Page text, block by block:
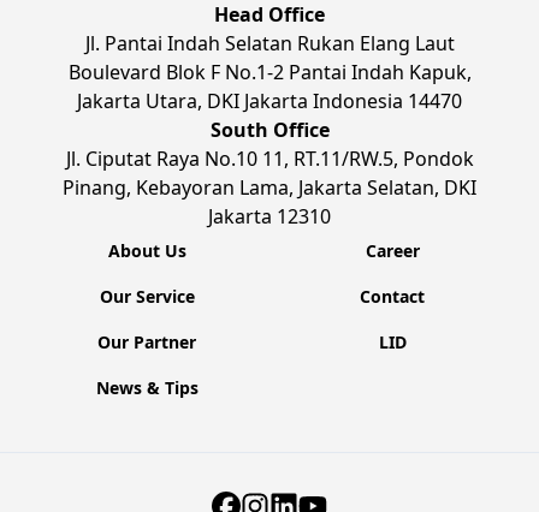
Head Office
Jl. Pantai Indah Selatan Rukan Elang Laut
Boulevard Blok F No.1-2 Pantai Indah Kapuk,
Jakarta Utara, DKI Jakarta Indonesia 14470
South Office
Jl. Ciputat Raya No.10 11, RT.11/RW.5, Pondok
Pinang, Kebayoran Lama, Jakarta Selatan, DKI
Jakarta 12310
About Us
Our Service
Our Partner
News & Tips
Career
Contact
LID